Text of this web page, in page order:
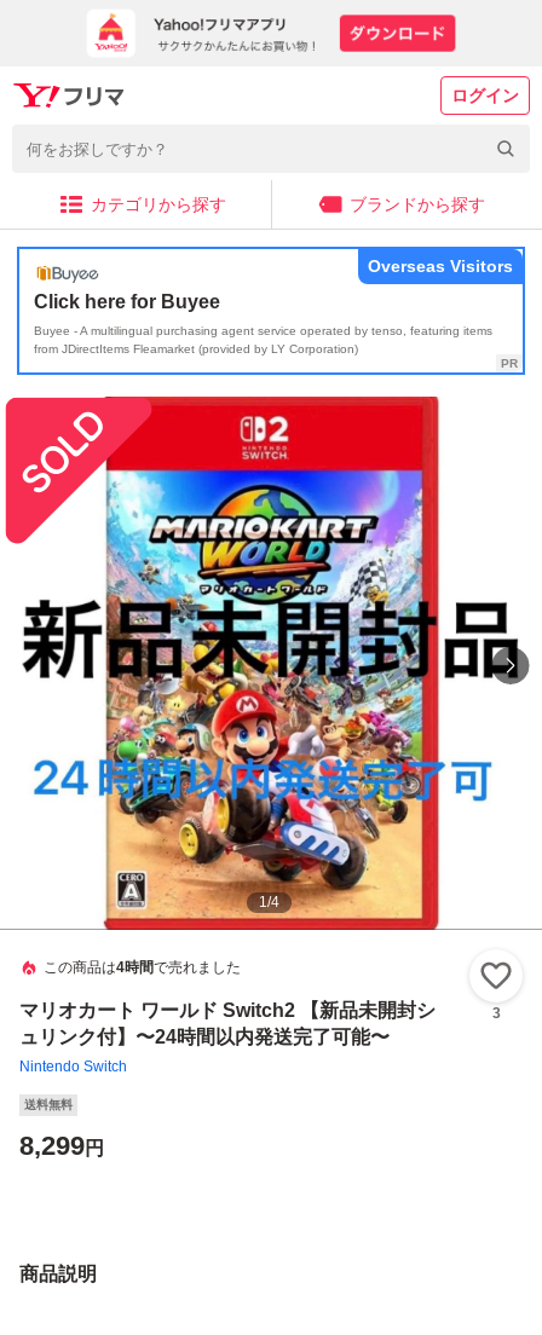
ログイン
カテゴリから探す ブランドから探す
Click here for Buyee
Buyee - A multilingual purchasing agent service operated by tenso, featuring items
from JDirectItems Fleamarket (provided by LY Corporation)
Overseas Visitors
1/4
この商品は4時間で売れました
マリオカート ワールド Switch2 【新品未開封シ
ュリンク付】〜24時間以内発送完了可能〜
Nintendo Switch
3
送料無料
8,299円
商品説明